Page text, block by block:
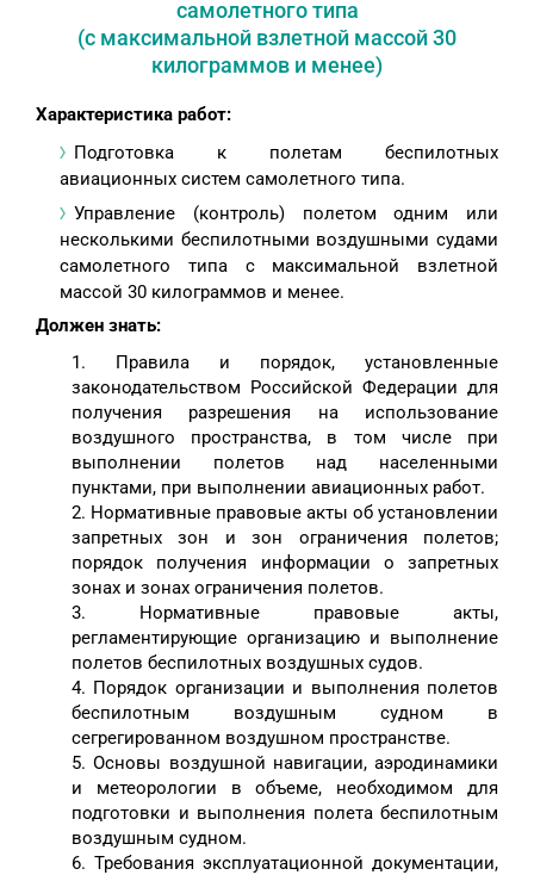
самолетного типа
(с максимальной взлетной массой 30
килограммов и менее)
Характеристика работ:
Подготовка к полетам беспилотных
авиационных систем самолетного типа.
Управление (контроль) полетом одним или
несколькими беспилотными воздушными судами
самолетного типа с максимальной взлетной
массой 30 килограммов и менее.
Должен знать:
1. Правила и порядок, установленные
законодательством Российской Федерации для
получения разрешения на использование
воздушного пространства, в том числе при
выполнении полетов над населенными
пунктами, при выполнении авиационных работ.
2. Нормативные правовые акты об установлении
запретных зон и зон ограничения полетов;
порядок получения информации о запретных
зонах и зонах ограничения полетов.
3. Нормативные правовые акты,
регламентирующие организацию и выполнение
полетов беспилотных воздушных судов.
4. Порядок организации и выполнения полетов
беспилотным воздушным судном в
сегрегированном воздушном пространстве.
5. Основы воздушной навигации, аэродинамики
и метеорологии в объеме, необходимом для
подготовки и выполнения полета беспилотным
воздушным судном.
6. Требования эксплуатационной документации,